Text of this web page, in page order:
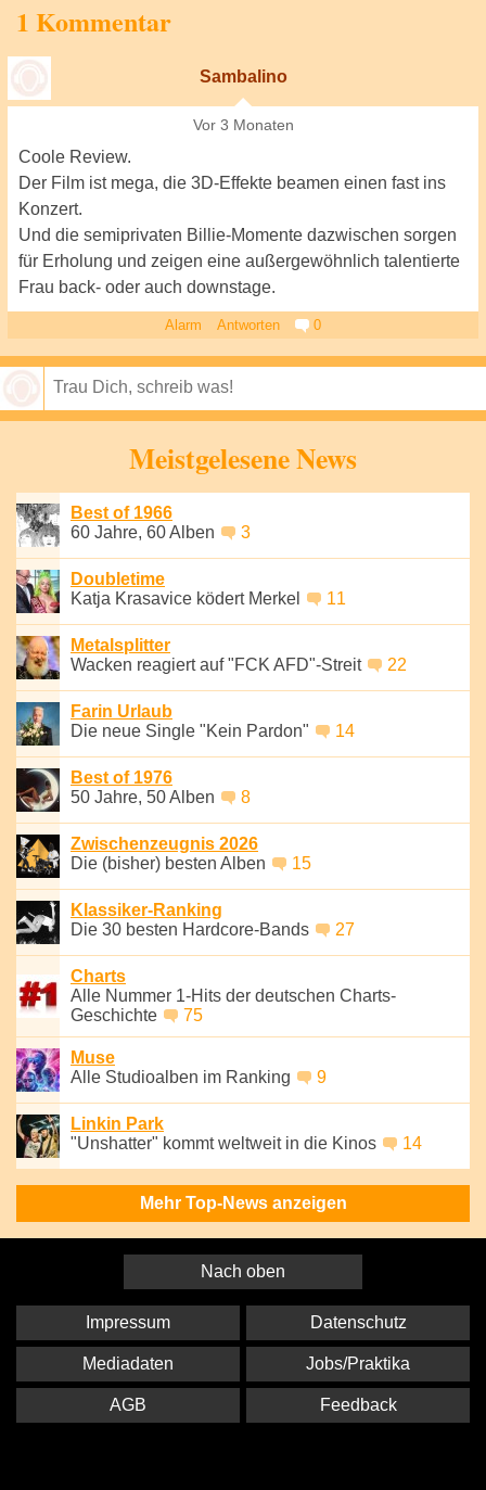
1 Kommentar
Sambalino
Vor 3 Monaten
Coole Review.
Der Film ist mega, die 3D-Effekte beamen einen fast ins
Konzert.
Und die semiprivaten Billie-Momente dazwischen sorgen
für Erholung und zeigen eine außergewöhnlich talentierte
Frau back- oder auch downstage.
Alarm Antworten 0
Meistgelesene News
Best of 1966
60 Jahre, 60 Alben
3
Doubletime
Katja Krasavice ködert Merkel
11
Metalsplitter
Wacken reagiert auf "FCK AFD"-Streit
22
Farin Urlaub
Die neue Single "Kein Pardon"
14
Best of 1976
50 Jahre, 50 Alben
8
Zwischenzeugnis 2026
Die (bisher) besten Alben
15
Klassiker-Ranking
Die 30 besten Hardcore-Bands
27
Charts
Alle Nummer 1-Hits der deutschen Charts-
Geschichte
75
Muse
Alle Studioalben im Ranking
9
Linkin Park
"Unshatter" kommt weltweit in die Kinos
14
Mehr Top-News anzeigen
Nach oben
Impressum Datenschutz
Mediadaten Jobs/Praktika
AGB Feedback